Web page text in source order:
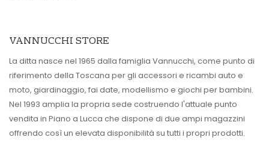
VANNUCCHI STORE
La ditta nasce nel 1965 dalla famiglia Vannucchi, come punto di
riferimento della Toscana per gli accessori e ricambi auto e
moto, giardinaggio, fai date, modellismo e giochi per bambini.
Nel 1993 amplia la propria sede costruendo l'attuale punto
vendita in Piano a Lucca che dispone di due ampi magazzini
offrendo così un elevata disponibilità su tutti i propri prodotti.